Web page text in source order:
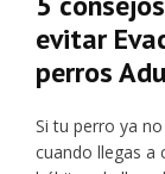
evitar
perros
Si tu perro ya
cuando llegas a